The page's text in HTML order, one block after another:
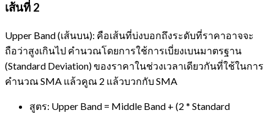
เส้นที่ 2
Upper Band (เส้นบน): คือเส้นที่บ่งบอกถึงระดับที่ราคาอาจจะ
ถือว่าสูงเกินไป คำนวณโดยการใช้การเบี่ยงเบนมาตรฐาน
(Standard Deviation) ของราคาในช่วงเวลาเดียวกันที่ใช้ในการ
คำนวณ SMA แล้วคูณ 2 แล้วบวกกับ SMA
สูตร: Upper Band = Middle Band + (2 * Standard